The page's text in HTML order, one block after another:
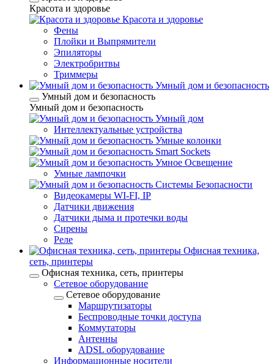
Красота и здоровье
Красота и здоровье
Фены
Плойки и Выпрямители
Эпиляторы
Электробритвы
Триммеры
Умный дом и безопасность
Умный дом и безопасность
Умный дом и безопасность
Умный дом
Интеллектуальные устройства
Умные колонки
Smart Sockets
Умное Освещение
Умные лампочки
Системы Безопасности
Видеокамеры WI-FI, IP
Датчики движения
Датчики дыма и протечки воды
Сирены
Реле
Офисная техника,
cеть, принтеры
Офисная техника, cеть, принтеры
Сетевое оборудование
Сетевое оборудование
Маршрутизаторы
Беспроводные точки доступа
Коммутаторы
Антенны
ADSL оборудование
Информационные носители